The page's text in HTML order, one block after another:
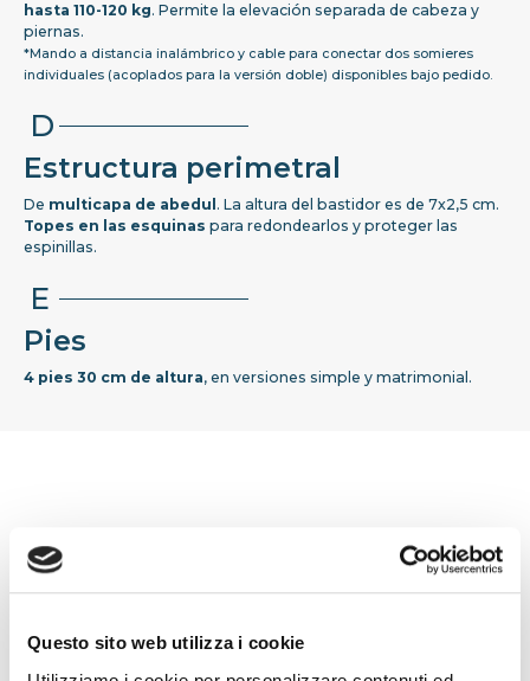
Questo sito web utilizza i cookie
hasta 110-120 kg. Permite la elevación separada de cabeza y
piernas.
*Mando a distancia inalámbrico y cable para conectar dos somieres
individuales (acoplados para la versión doble) disponibles bajo pedido.
D
Estructura perimetral
De multicapa de abedul . La altura del bastidor es de 7x2,5 cm.
Topes en las esquinas para redondearlos y proteger las
espinillas.
E
Pies
4 pies 30 cm de altura, en versiones simple y matrimonial.